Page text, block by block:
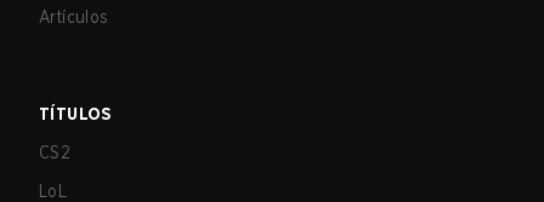
Artículos
TÍTULOS
CS2
LoL